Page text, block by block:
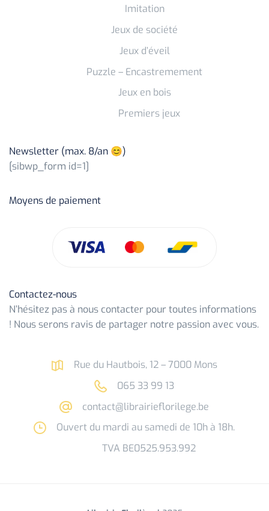
Imitation
Jeux de société
Jeux d’éveil
Puzzle – Encastremement
Jeux en bois
Premiers jeux
Newsletter (max. 8/an 😊)
[sibwp_form id=1]
Moyens de paiement
Contactez-nous
N’hésitez pas à nous contacter pour toutes informations
! Nous serons ravis de partager notre passion avec vous.
Rue du Hautbois, 12 – 7000 Mons
065 33 99 13
contact@librairieflorilege.be
Ouvert du mardi au samedi de 10h à 18h.
TVA BE0525.953.992